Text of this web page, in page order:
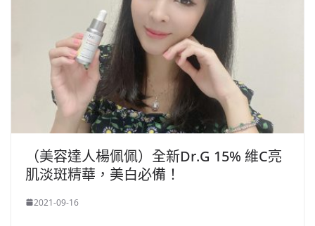
（美容達人楊佩佩）全新Dr.G 15% 維C亮
肌淡斑精華，美白必備！
2021-09-16